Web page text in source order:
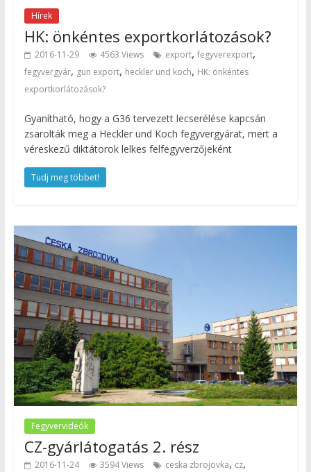
Hírek
HK: önkéntes exportkorlátozások?
2016-11-29 4563 Views export, fegyverexport,
fegyvergyár, gun export, heckler und koch, HK: önkéntes
exportkorlátozások?
Gyanítható, hogy a G36 tervezett lecserélése kapcsán
zsarolták meg a Heckler und Koch fegyvergyárat, mert a
véreskezű diktátorok lelkes felfegyverzőjeként
Tudj meg többet!
Fegyvervideók
CZ-gyárlátogatás 2. rész
2016-11-24 3594 Views ceska zbrojovka, cz,